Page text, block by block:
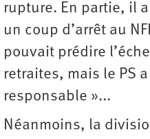
rupture. En partie, il
un coup d’arrêt au
pouvait prédire
retraites, mais le PS
responsable »...
Néanmoins, la